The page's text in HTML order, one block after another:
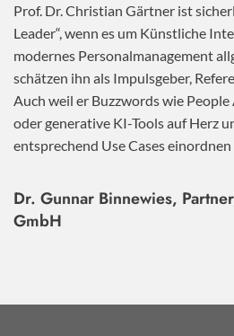
Prof. Dr. Christian Gärtner ist
Leader“, wenn es um Künstliche
modernes Personalmanagement
schätzen ihn als Impulsgeber,
Auch weil er Buzzwords wie
oder generative KI-Tools auf Herz
entsprechend Use Cases einordnen
Dr. Gunnar Binnewies,
GmbH